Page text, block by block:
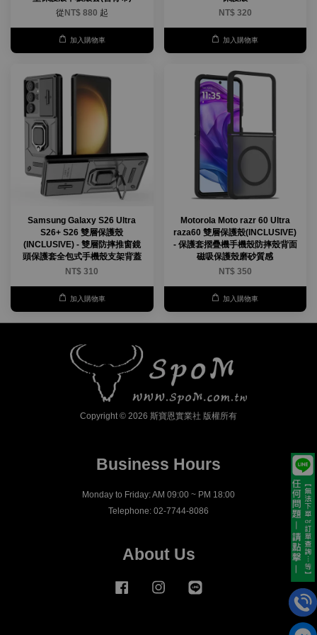
從 NT$ 880 起
加入購物車
NT$ 320
加入購物車
Samsung Galaxy S26 Ultra
S26+ S26 雙層保護殼
(INCLUSIVE) - 雙層防摔推窗鏡
頭保護套全包式手機殼支架背蓋
NT$ 310
加入購物車
Motorola Moto razr 60 Ultra
raza60 雙層保護殼(INCLUSIVE)
- 保護套摺疊機手機殼防摔殼背面
磁吸保護殼磨砂質感
NT$ 350
加入購物車
Copyright © 2026 斯寶恩實業社 版權所有
Business Hours
Monday to Friday: AM 09:00 ~ PM 18:00
Telephone: 02-7744-8086
About Us
Facebook Instagram